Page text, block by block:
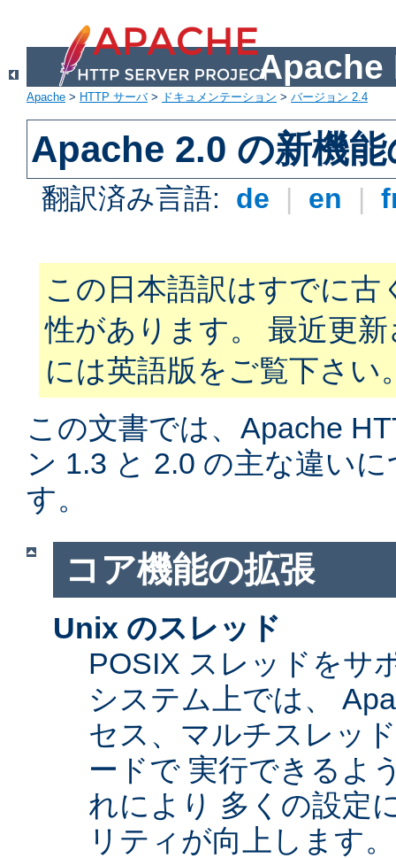
Apache
Apache > HTTP サーバ> ドキュメンテーション > バージョン 2.4
Apache 2.0 の新機能
翻訳済み言語: de | en |
この日本語訳はすでに古
性があります。 最近更
には英語版をご覧下さい
この文書では、Apache
ン 1.3 と 2.0 の主な違い
す。
コア機能の拡張
Unix のスレッド
POSIX スレッドをサ
システム上では、
セス、マルチスレッ
ードで 実行できるよ
れにより 多くの設定
リティが向上します。